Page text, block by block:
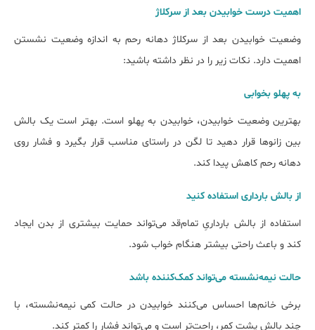
اهمیت درست خوابیدن بعد از سرکلاژ
وضعیت خوابیدن بعد از سرکلاژ دهانه رحم به اندازه وضعیت نشستن
اهمیت دارد. نکات زیر را در نظر داشته باشید:
به پهلو بخوابی
بهترین وضعیت خوابیدن، خوابیدن به پهلو است. بهتر است یک بالش
بین زانوها قرار دهید تا لگن در راستای مناسب قرار بگیرد و فشار روی
دهانه رحم کاهش پیدا کند.
از بالش بارداری استفاده کنید
استفاده از بالش بارداریِ تمام‌قد می‌تواند حمایت بیش‎تری از بدن ایجاد
کند و باعث راحتی بیشتر هنگام خواب شود.
حالت نیمه‌نشسته می‌تواند کمک‌کننده باشد
برخی خانم‌ها احساس می‌کنند خوابیدن در حالت کمی نیمه‌نشسته، با
چند بالش پشت کمر، راحت‌تر است و می‌تواند فشار را کمتر کند.